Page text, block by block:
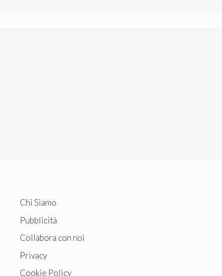
Chi Siamo
Pubblicità
Collabora con noi
Privacy
Cookie Policy